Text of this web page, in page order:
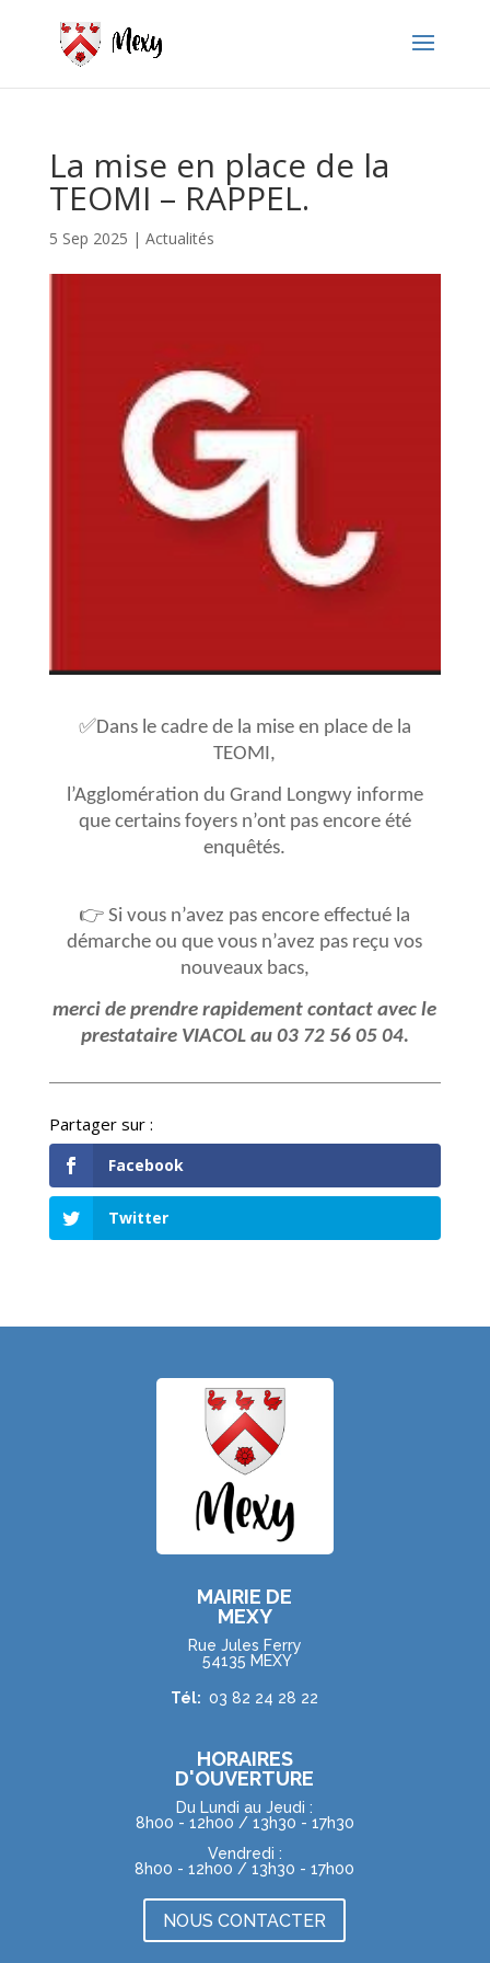
La mise en place de la
TEOMI – RAPPEL.
5 Sep 2025 | Actualités
✅Dans le cadre de la mise en place de la
TEOMI,
l’Agglomération du Grand Longwy informe
que certains foyers n’ont pas encore été
enquêtés.
👉 Si vous n’avez pas encore effectué la
démarche ou que vous n’avez pas reçu vos
nouveaux bacs,
merci de prendre rapidement contact avec le
prestataire VIACOL au 03 72 56 05 04.
Facebook
Twitter
MAIRIE DE
MEXY
Rue Jules Ferry
54135 MEXY
Tél: 03 82 24 28 22
HORAIRES
D'OUVERTURE
Du Lundi au Jeudi :
8h00 - 12h00 / 13h30 - 17h30
Vendredi :
8h00 - 12h00 / 13h30 - 17h00
NOUS CONTACTER